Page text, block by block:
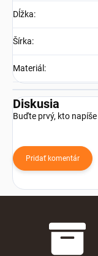
Dĺžka:
Šírka:
Materiál :
Diskusia
Buďte prvý, kto
Pridať komentár